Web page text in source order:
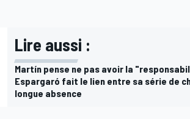
Lire aussi :
Martín pense ne pas avoir la
Espargaró fait le lien entre sa série de
longue absence